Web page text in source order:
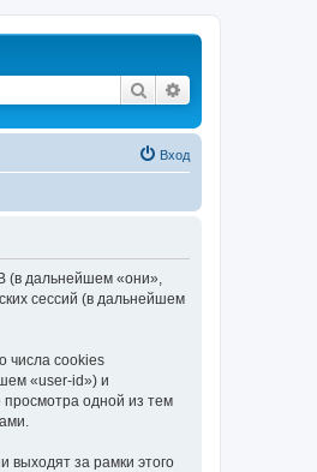
Поиск
Вход
(в дальнейшем «они»,
сессий (в дальнейшем
числа cookies
«user-id») и
одной из тем
за рамки этого